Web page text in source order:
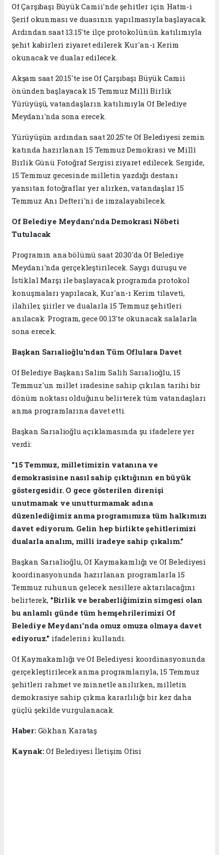
Of Çarşıbaşı Büyük Camii'nde şehitler için Hatm-i
Şerif okunması ve duasının yapılmasıyla başlayacak.
Ardından saat 13.15'te ilçe protokolünün katılımıyla
şehit kabirleri ziyaret edilerek Kur'an-ı Kerim
okunacak ve dualar edilecek.
Akşam saat 20.15'te ise Of Çarşıbaşı Büyük Camii
önünden başlayacak 15 Temmuz Millî Birlik
Yürüyüşü, vatandaşların katılımıyla Of Belediye
Meydanı'nda sona erecek.
Yürüyüşün ardından saat 20.25'te Of Belediyesi zemin
katında hazırlanan 15 Temmuz Demokrasi ve Millî
Birlik Günü Fotoğraf Sergisi ziyaret edilecek. Sergide,
15 Temmuz gecesinde milletin yazdığı destanı
yansıtan fotoğraflar yer alırken, vatandaşlar 15
Temmuz Anı Defteri'ni de imzalayabilecek.
Of Belediye Meydanı'nda Demokrasi Nöbeti
Tutulacak
Programın ana bölümü saat 20.30'da Of Belediye
Meydanı'nda gerçekleştirilecek. Saygı duruşu ve
İstiklal Marşı ile başlayacak programda protokol
konuşmaları yapılacak, Kur'an-ı Kerim tilaveti,
ilahiler, şiirler ve dualarla 15 Temmuz şehitleri
anılacak. Program, gece 00.13'te okunacak salalarla
sona erecek.
Başkan Sarıalioğlu'ndan Tüm Oflulara Davet
Of Belediye Başkanı Salim Salih Sarıalioğlu, 15
Temmuz'un millet iradesine sahip çıkılan tarihi bir
dönüm noktası olduğunu belirterek tüm vatandaşları
anma programlarına davet etti.
Başkan Sarıalioğlu açıklamasında şu ifadelere yer
verdi:
"15 Temmuz, milletimizin vatanına ve
demokrasisine nasıl sahip çıktığının en büyük
göstergesidir. O gece gösterilen direnişi
unutmamak ve unutturmamak adına
düzenlediğimiz anma programımıza tüm halkımızı
davet ediyorum. Gelin hep birlikte şehitlerimizi
dualarla analım, milli iradeye sahip çıkalım."
Başkan Sarıalioğlu, Of Kaymakamlığı ve Of Belediyesi
koordinasyonunda hazırlanan programlarla 15
Temmuz ruhunun gelecek nesillere aktarılacağını
belirterek, "Birlik ve beraberliğimizin simgesi olan
bu anlamlı günde tüm hemşehrilerimizi Of
Belediye Meydanı'nda omuz omuza olmaya davet
ediyoruz." ifadelerini kullandı.
Of Kaymakamlığı ve Of Belediyesi koordinasyonunda
gerçekleştirilecek anma programlarıyla, 15 Temmuz
şehitleri rahmet ve minnetle anılırken, milletin
demokrasiye sahip çıkma kararlılığı bir kez daha
güçlü şekilde vurgulanacak.
Haber: Gökhan Karataş
Kaynak:Of Belediyesi İletişim Ofisi